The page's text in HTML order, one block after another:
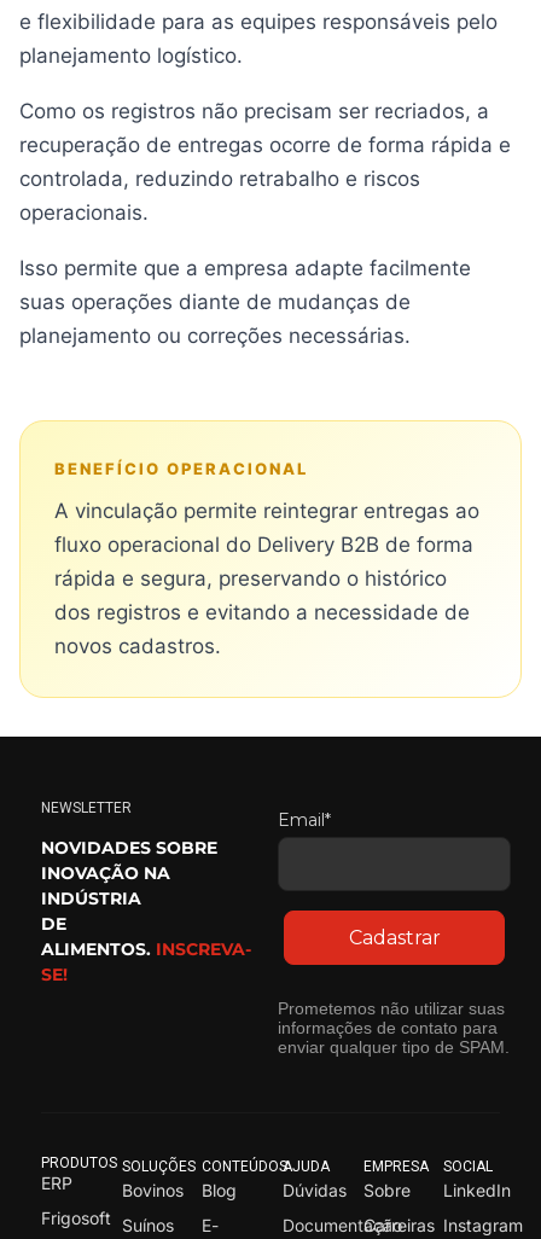
e flexibilidade para as equipes responsáveis pelo
planejamento logístico.
Como os registros não precisam ser recriados, a
recuperação de entregas ocorre de forma rápida e
controlada, reduzindo retrabalho e riscos
operacionais.
Isso permite que a empresa adapte facilmente
suas operações diante de mudanças de
planejamento ou correções necessárias.
BENEFÍCIO OPERACIONAL
A vinculação permite reintegrar entregas ao
fluxo operacional do Delivery B2B de forma
rápida e segura, preservando o histórico
dos registros e evitando a necessidade de
novos cadastros.
NEWSLETTER
NOVIDADES SOBRE
INOVAÇÃO NA
INDÚSTRIA
DE
ALIMENTOS. INSCREVA-
SE!
Email*
Cadastrar
Prometemos não utilizar suas
informações de contato para
enviar qualquer tipo de SPAM.
PRODUTOS
ERP
Frigosoft
SOLUÇÕES
Bovinos
Suínos
CONTEÚDOS
Blog
E-
AJUDA
Dúvidas
Documentação
EMPRESA
Sobre
Carreiras
SOCIAL
LinkedIn
Instagram